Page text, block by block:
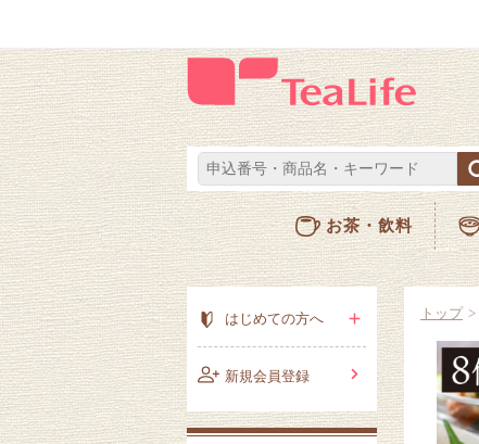
お茶・飲料
トップ
はじめての方へ
新規会員登録